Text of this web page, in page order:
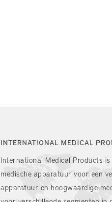
INTERNATIONAL MEDICAL
International Medical Products is
medische apparatuur voor een
apparatuur en hoogwaardige